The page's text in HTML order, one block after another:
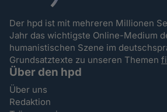
Der hpd ist mit mehreren Millionen
Jahr das wichtigste Online-Medium
humanistischen Szene im
Grundsatztexte zu unseren Themen
Über den hpd
Über uns
Redaktion